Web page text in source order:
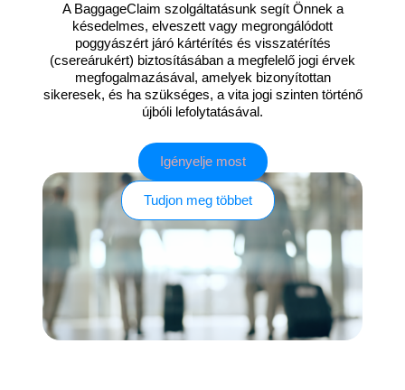
A BaggageClaim szolgáltatásunk segít Önnek a
késedelmes, elveszett vagy megrongálódott
poggyászért járó kártérítés és visszatérítés
(csereárukért) biztosításában a megfelelő jogi érvek
megfogalmazásával, amelyek bizonyítottan
sikeresek, és ha szükséges, a vita jogi szinten történő
újbóli lefolytatásával.
Igényelje most
Tudjon meg többet